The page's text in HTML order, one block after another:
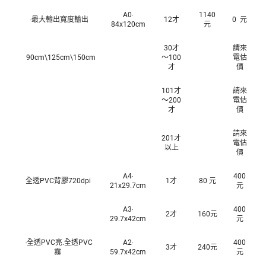
‧最大輸出寬度輸出
A0‧
84x120cm
12才
1140
元
0 元
90cm\125cm\150cm
30才
～100
才
請來
電估
價
101才
～200
才
請來
電估
價
201才
以上
請來
電估
價
全透PVC背膠720dpi
A4‧
21x29.7cm
1才 80 元
400
元
A3‧
29.7x42cm
2才 160元
400
元
‧全透PVC亮.全透PVC
霧
A2‧
59.7x42cm
3才 240元
400
元